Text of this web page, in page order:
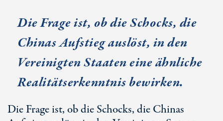
Die Frage ist, ob die Schocks, die
Chinas Aufstieg auslöst, in den
Vereinigten Staaten eine ähnliche
Realitätserkenntnis bewirken.
Die Frage ist, ob die Schocks, die Chinas